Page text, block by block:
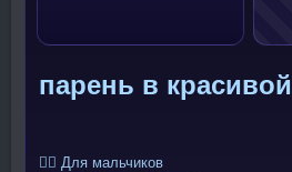
парень в
🧍‍♂️ Для мальчиков